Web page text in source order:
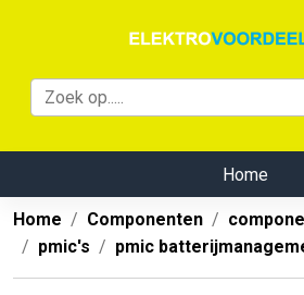
Home
Home Componenten
pmic's
pmic